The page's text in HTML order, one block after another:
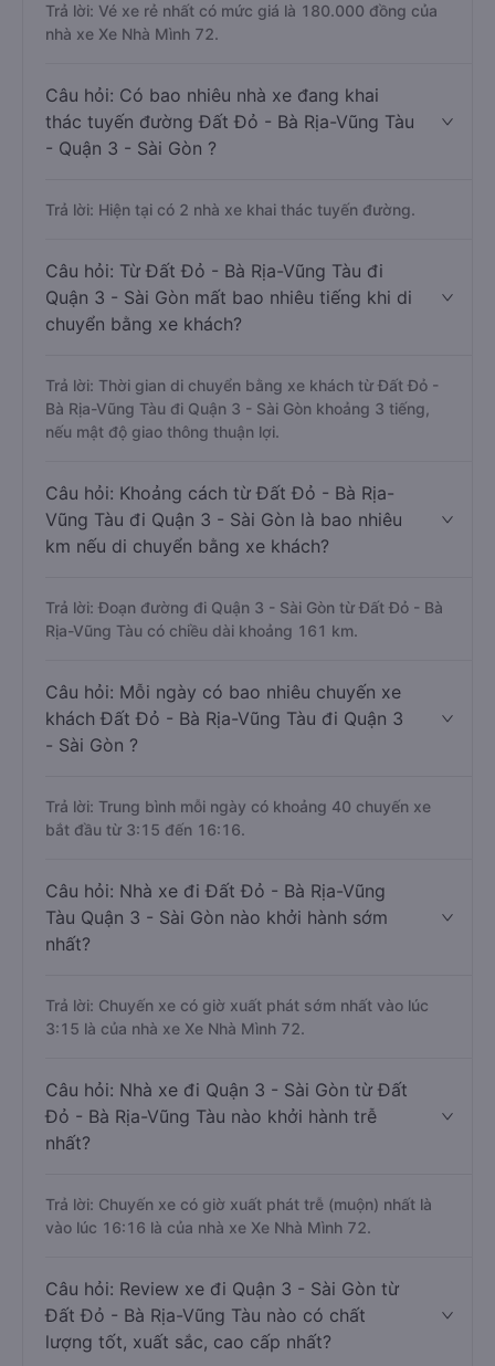
Trả lời: Vé xe rẻ nhất có mức giá là 180.000 đồng của
nhà xe Xe Nhà Mình 72.
Câu hỏi: Có bao nhiêu nhà xe đang khai
thác tuyến đường Đất Đỏ - Bà Rịa-Vũng Tàu
- Quận 3 - Sài Gòn ?
Trả lời: Hiện tại có 2 nhà xe khai thác tuyến đường.
Câu hỏi: Từ Đất Đỏ - Bà Rịa-Vũng Tàu đi
Quận 3 - Sài Gòn mất bao nhiêu tiếng khi di
chuyển bằng xe khách?
Trả lời: Thời gian di chuyển bằng xe khách từ Đất Đỏ -
Bà Rịa-Vũng Tàu đi Quận 3 - Sài Gòn khoảng 3 tiếng,
nếu mật độ giao thông thuận lợi.
Câu hỏi: Khoảng cách từ Đất Đỏ - Bà Rịa-
Vũng Tàu đi Quận 3 - Sài Gòn là bao nhiêu
km nếu di chuyển bằng xe khách?
Trả lời: Đoạn đường đi Quận 3 - Sài Gòn từ Đất Đỏ - Bà
Rịa-Vũng Tàu có chiều dài khoảng 161 km.
Câu hỏi: Mỗi ngày có bao nhiêu chuyến xe
khách Đất Đỏ - Bà Rịa-Vũng Tàu đi Quận 3
- Sài Gòn ?
Trả lời: Trung bình mỗi ngày có khoảng 40 chuyến xe
bắt đầu từ 3:15 đến 16:16.
Câu hỏi: Nhà xe đi Đất Đỏ - Bà Rịa-Vũng
Tàu Quận 3 - Sài Gòn nào khởi hành sớm
nhất?
Trả lời: Chuyến xe có giờ xuất phát sớm nhất vào lúc
3:15 là của nhà xe Xe Nhà Mình 72.
Câu hỏi: Nhà xe đi Quận 3 - Sài Gòn từ Đất
Đỏ - Bà Rịa-Vũng Tàu nào khởi hành trễ
nhất?
Trả lời: Chuyến xe có giờ xuất phát trễ (muộn) nhất là
vào lúc 16:16 là của nhà xe Xe Nhà Mình 72.
Câu hỏi: Review xe đi Quận 3 - Sài Gòn từ
Đất Đỏ - Bà Rịa-Vũng Tàu nào có chất
lượng tốt, xuất sắc, cao cấp nhất?